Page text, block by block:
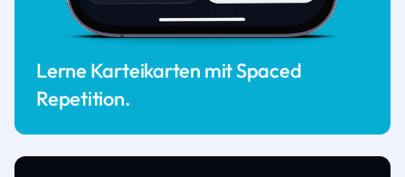
Lerne Karteikarten mit Spaced
Repetition.